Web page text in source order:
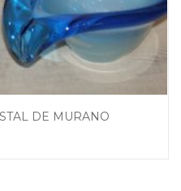
DE MURANO